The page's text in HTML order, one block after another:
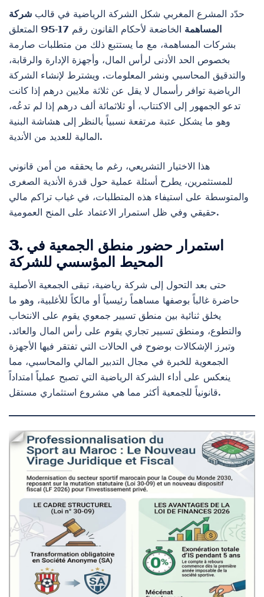
حدّد المشرع المغربي شكل الشركة الرياضية في قالب شركة
المساهمة
الخاضعة لأحكام القانون رقم 17‑95 المتعلق
بشركات المساهمة، مع ما يستتبع ذلك من متطلبات صارمة
بخصوص الحد الأدنى لرأس المال، وأجهزة الإدارة والرقابة،
والتدقيق المحاسبي ونشر المعلومات. ويشترط لإنشاء الشركة
الرياضية توافر رأسمال لا يقل عن ثلاثة ملايين درهم إذا كانت
تدعو الجمهور إلى الاكتتاب، أو ثلاثمائة ألف درهم إذا لم تدعُه،
وهو ما يشكل عتبة مرتفعة نسبياً بالنظر إلى هشاشة البنية
المالية للعديد من الأندية.
هذا الاختيار التشريعي، رغم ما يحققه من أمن قانوني
للمستثمرين، يطرح أسئلة عملية حول قدرة الأندية الصغرى
والمتوسطة على استيفاء هذه المتطلبات، في غياب تراكم مالي
حقيقي وفي ظل استمرار الاعتماد على المنح العمومية.
3. استمرار حضور منطق الجمعية في
المحيط المؤسسي للشركة
حتى بعد التحول إلى شركة رياضية، تبقى الجمعية الأصلية
حاضرة غالباً بوصفها مساهماً رئيسياً أو مالكاً للأغلبية، وهو ما
يخلق ثنائية بين منطق تسيير جمعوي يقوم على الانتخاب
والتطوع، ومنطق تسيير تجاري يقوم على رأس المال والعائد.
وتبرز الإشكالات بوضوح في الحالات التي تفتقر فيها الأجهزة
الجمعوية للخبرة في مجال التدبير المالي والمحاسبي، مما
ينعكس على أداء الشركة الرياضية التي تصبح عملياً امتداداً
قانونياً للجمعية أكثر مما هي مشروع استثماري مستقل.